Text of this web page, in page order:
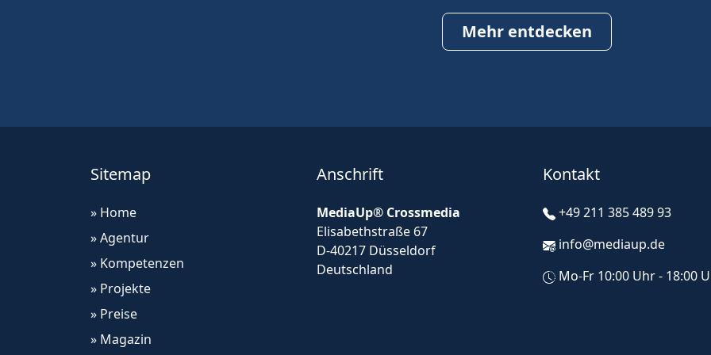
Mehr entdecken
Sitemap
» Home
» Agentur
» Kompetenzen
» Projekte
» Preise
» Magazin
Anschrift
MediaUp® Crossmedia
Elisabethstraße 67
D-40217 Düsseldorf
Deutschland
Kontakt
+49 211 385 489 93
info@mediaup.de
Mo-Fr 10:00 Uhr - 18:00